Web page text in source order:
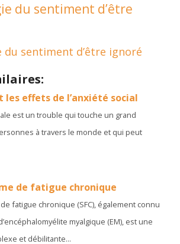
du sentiment d’être
du sentiment d’être ignoré
les effets de l’anxiété social
est un trouble qui touche un grand
à travers le monde et qui peut
de fatigue chronique
fatigue chronique (SFC), également connu
myalgique (EM), est une
et débilitante...